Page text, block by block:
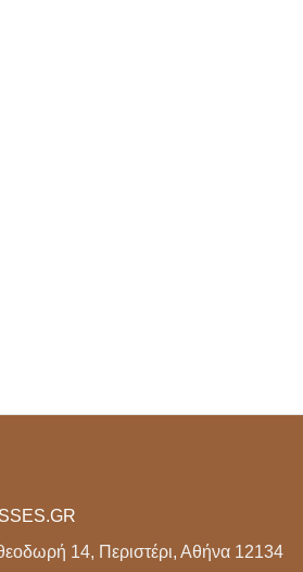
14, Περιστέρι, Αθήνα 12134